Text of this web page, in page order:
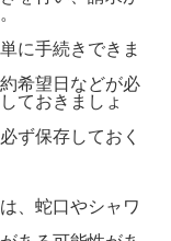
に手続きできま
希望日などが必
ておきましょ
ず保存しておく
、 蛇口やシャワ